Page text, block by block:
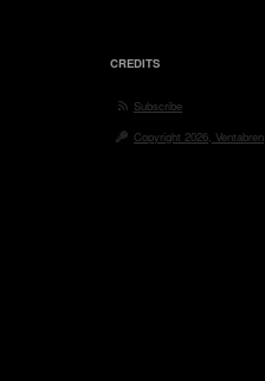
CREDITS
Subscribe
Copyright 2026, Ventabren